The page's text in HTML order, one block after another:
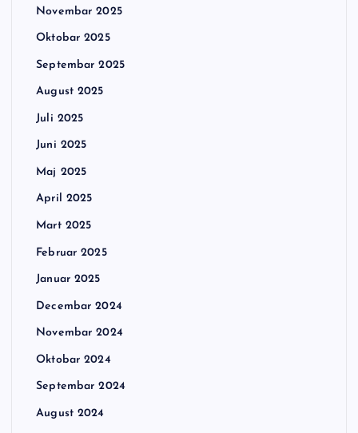
Novembar 2025
Oktobar 2025
Septembar 2025
August 2025
Juli 2025
Juni 2025
Maj 2025
April 2025
Mart 2025
Februar 2025
Januar 2025
Decembar 2024
Novembar 2024
Oktobar 2024
Septembar 2024
August 2024